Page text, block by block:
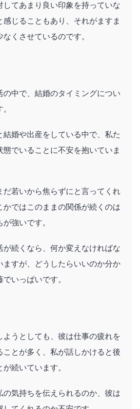
してあまり良い印象を持っていな
感じることもあり、それがますま
くさせているのです。
の中で、結婚のタイミングについ
結婚や出産をしている中で、私た
態でいることに不安を抱いていま
だ若いから焦らずにと言ってくれ
かではこのままの関係が続くのは
強いです。
が続くなら、何か変えなければな
ますが、どうしたらいいのか分か
いっぱいです。
ようとしても、彼は仕事の疲れを
ことが多く、私が話しかけると後
続いています。
の気持ちを伝えられるのか、彼は